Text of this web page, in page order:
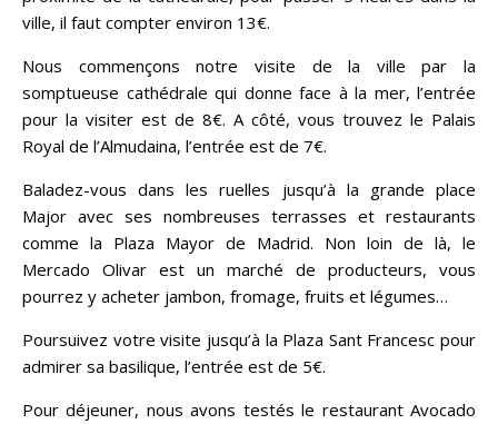
ville, il faut compter environ 13€.
Nous commençons notre visite de la ville par la
somptueuse cathédrale qui donne face à la mer, l’entrée
pour la visiter est de 8€. A côté, vous trouvez le Palais
Royal de l’Almudaina, l’entrée est de 7€.
Baladez-vous dans les ruelles jusqu’à la grande place
Major avec ses nombreuses terrasses et restaurants
comme la Plaza Mayor de Madrid. Non loin de là, le
Mercado Olivar est un marché de producteurs, vous
pourrez y acheter jambon, fromage, fruits et légumes…
Poursuivez votre visite jusqu’à la Plaza Sant Francesc pour
admirer sa basilique, l’entrée est de 5€.
Pour déjeuner, nous avons testés le restaurant Avocado